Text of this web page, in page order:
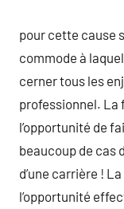
pour cette cause
commode à
cerner tous les
professionnel. La
l’opportunité de
beaucoup de cas
d’une carrière !
l’opportunité